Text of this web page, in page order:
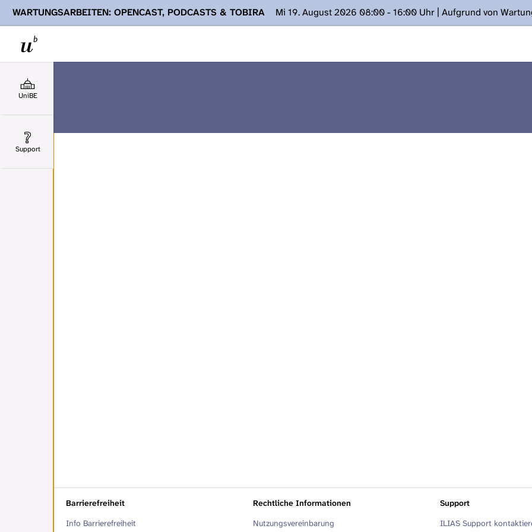
WARTUNGSARBEITEN: OPENCAST, PODCASTS & TOBIRA
Mi 19. August 2026 08:00 - 16:00 Uhr | Aufgrund von
Ihnen Podcasts, Opencast-Videos und Tobira nicht zur Verfügung stehen. Kontakt: www.podcast.unibe.ch
UniBE
Support
Barrierefreiheit
Info Barrierefreiheit
Rechtliche Informationen
Nutzungsvereinbarung
Support
ILIAS Support